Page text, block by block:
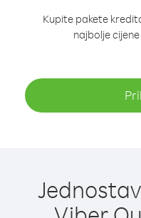
Kupite pakete
najbolje